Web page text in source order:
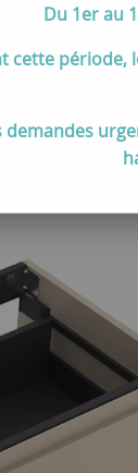
Macchiato -
Du 1er au
cette période,
demandes